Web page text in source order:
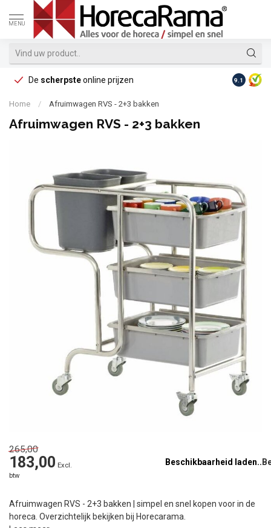
MENU
De scherpsteonline prijzen Op
9.1
Home / Afruimwagen RVS - 2+3 bakken
Afruimwagen RVS - 2+3 bakken
265,00
183,00 Excl.
btw
Beschikbaarheid laden..
Afruimwagen RVS - 2+3 bakken | simpel en snel kopen voor in de
horeca. Overzichtelijk bekijken bij Horecarama.